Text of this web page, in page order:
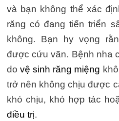
và bạn không thể xác
răng có đang tiến triển
không. Bạn hy vọng
được cứu vãn. Bệnh nha
dovệ sinh răng miệng
trở nên không chịu được
khó chịu, khó hợp tác
điều trị.